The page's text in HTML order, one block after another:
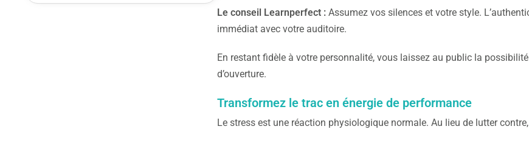
Le conseil Learnperfect : Assumez vos silences et votre style.
immédiat avec votre auditoire.
En restant fidèle à votre personnalité, vous laissez au public la
d’ouverture.
Transformez le trac en énergie de performance
Le stress est une réaction physiologique normale. Au lieu de lutter